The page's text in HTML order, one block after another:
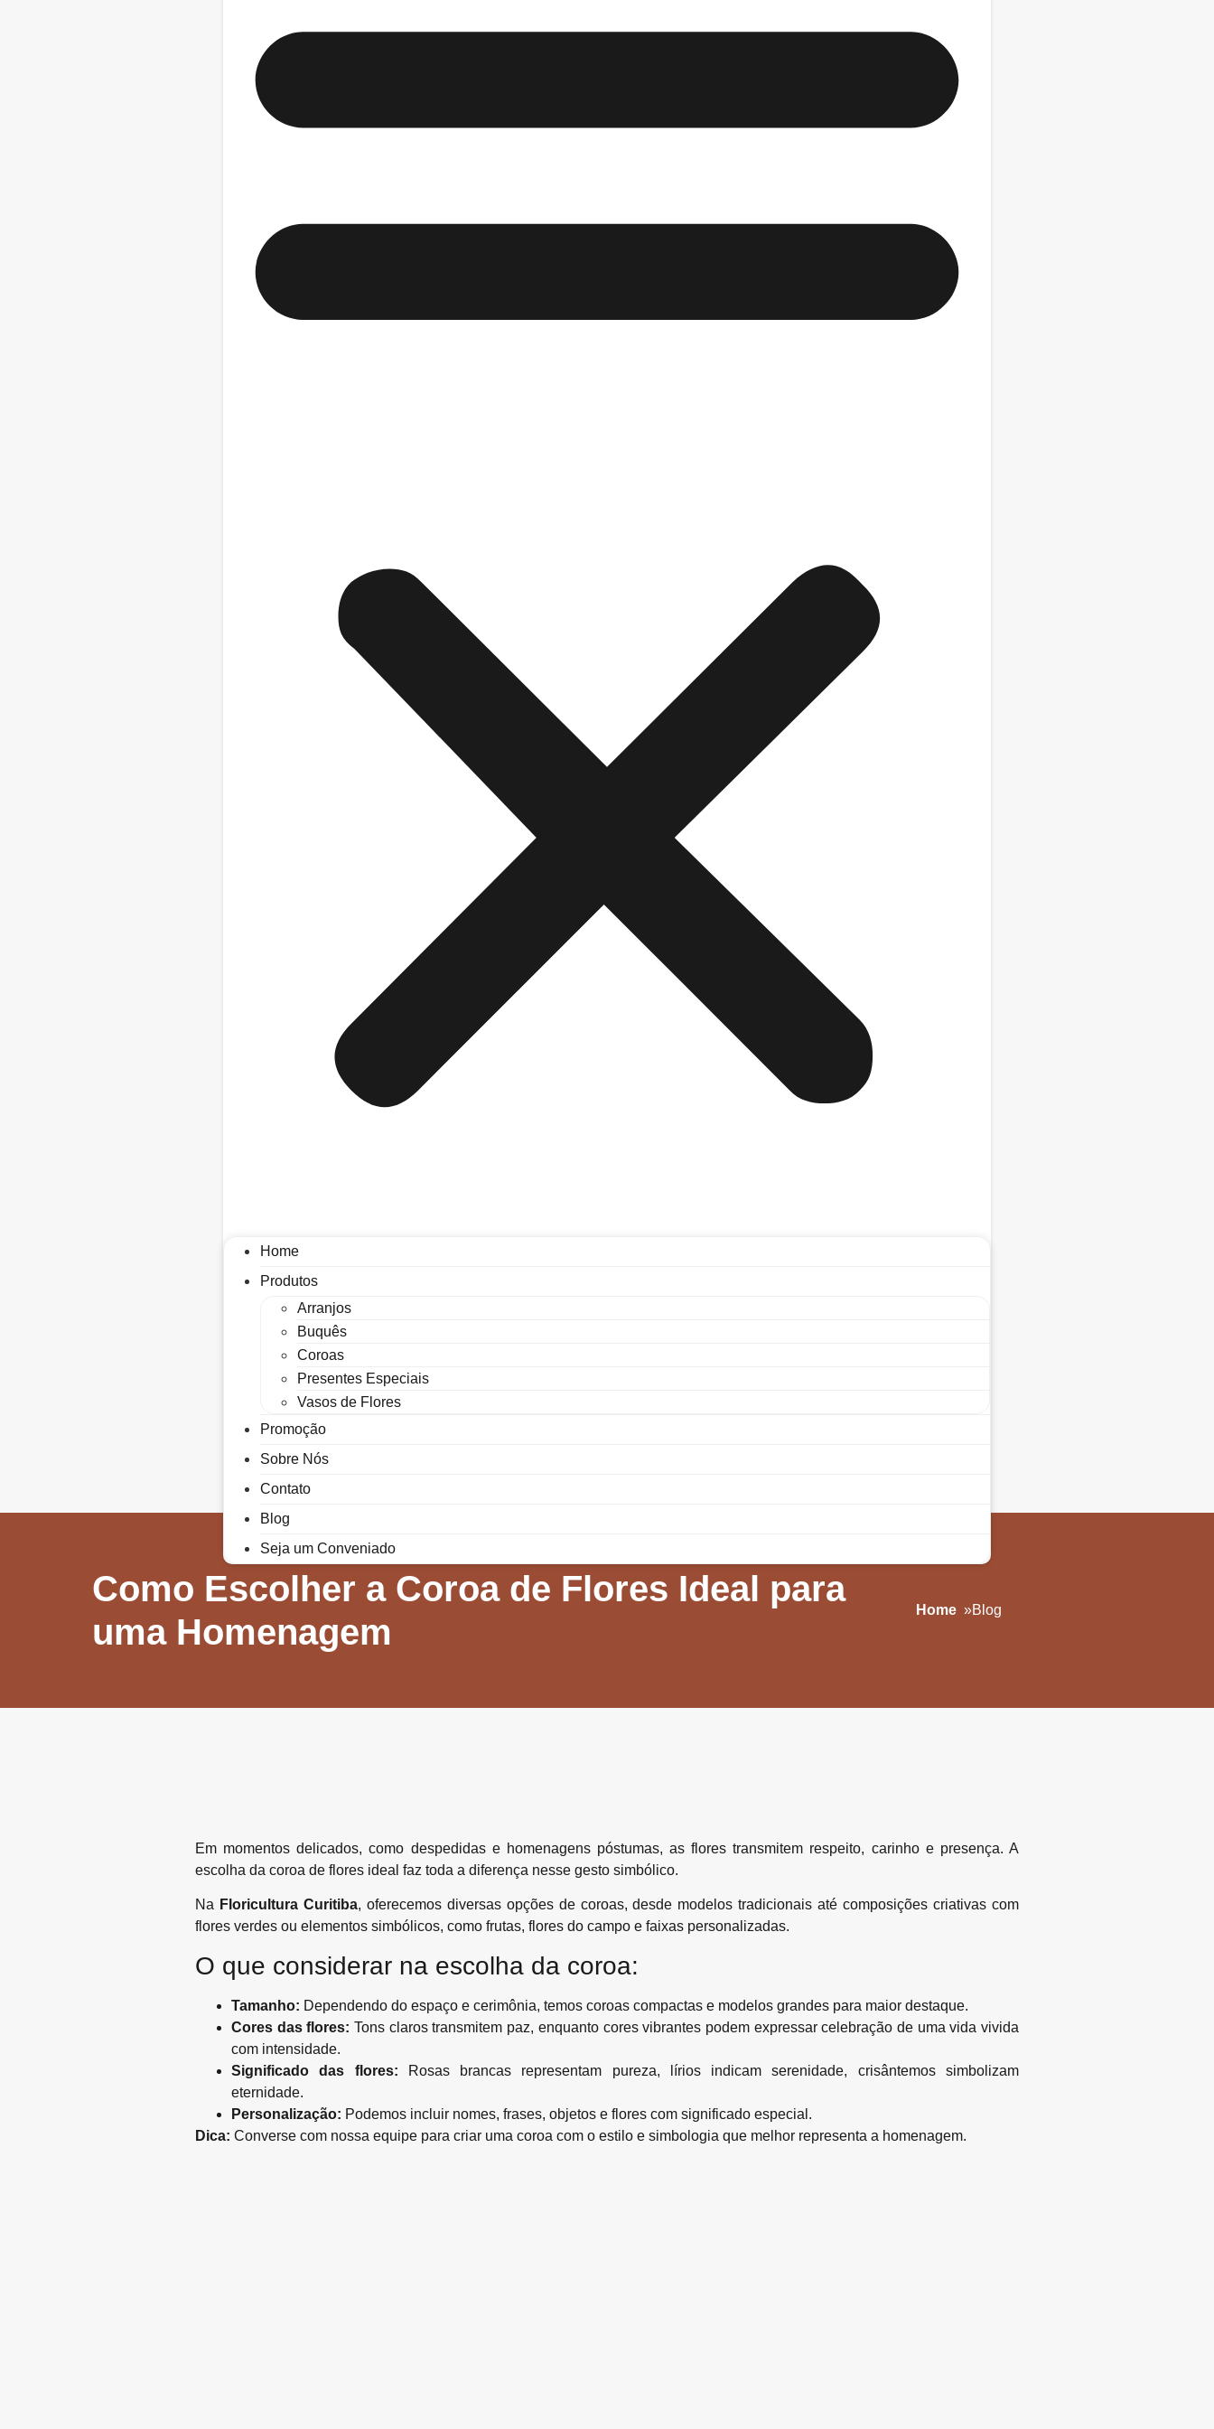
Home
Produtos
Arranjos
Buquês
Coroas
Presentes Especiais
Vasos de Flores
Promoção
Sobre Nós
Contato
Blog
Seja um Conveniado
Como Escolher a Coroa de Flores Ideal para
uma Homenagem
Home »Blog
Em momentos delicados, como despedidas e homenagens póstumas, as flores transmitem respeito, carinho e presença. A
escolha da coroa de flores ideal faz toda a diferença nesse gesto simbólico.
Na Floricultura Curitiba, oferecemos diversas opções de coroas, desde modelos tradicionais até composições criativas com
flores verdes ou elementos simbólicos, como frutas, flores do campo e faixas personalizadas.
O que considerar na escolha da coroa:
Tamanho: Dependendo do espaço e cerimônia, temos coroas compactas e modelos grandes para maior destaque.
Cores das flores: Tons claros transmitem paz, enquanto cores vibrantes podem expressar celebração de uma vida vivida
com intensidade.
Significado das flores: Rosas brancas representam pureza, lírios indicam serenidade, crisântemos simbolizam
eternidade.
Personalização: Podemos incluir nomes, frases, objetos e flores com significado especial.
Dica: Converse com nossa equipe para criar uma coroa com o estilo e simbologia que melhor representa a homenagem.